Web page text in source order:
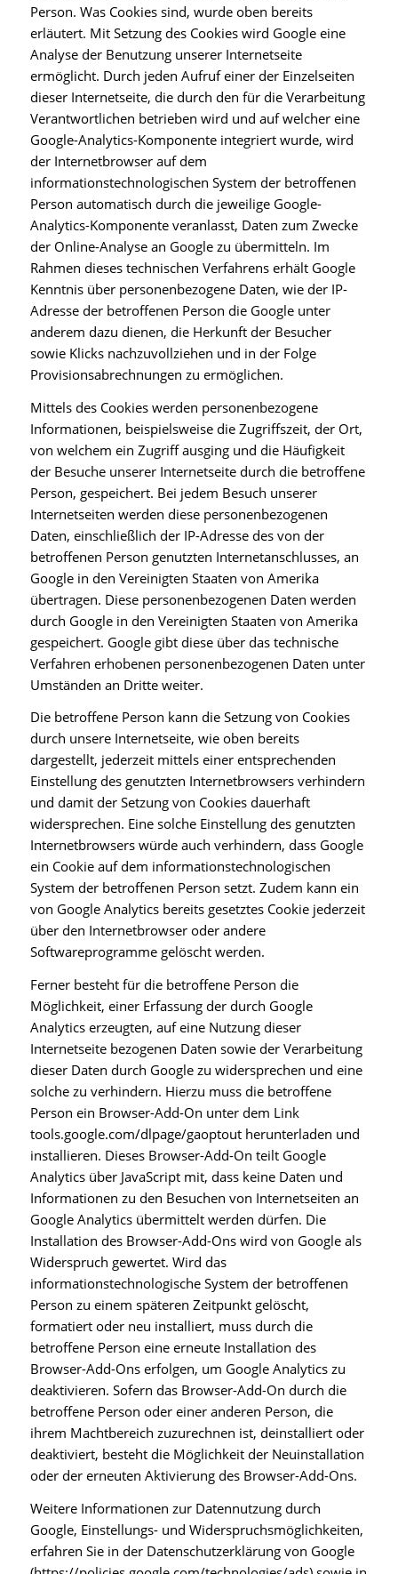
Person. Was Cookies sind, wurde oben bereits
erläutert. Mit Setzung des Cookies wird Google eine
Analyse der Benutzung unserer Internetseite
ermöglicht. Durch jeden Aufruf einer der Einzelseiten
dieser Internetseite, die durch den für die Verarbeitung
Verantwortlichen betrieben wird und auf welcher eine
Google-Analytics-Komponente integriert wurde, wird
der Internetbrowser auf dem
informationstechnologischen System der betroffenen
Person automatisch durch die jeweilige Google-
Analytics-Komponente veranlasst, Daten zum Zwecke
der Online-Analyse an Google zu übermitteln. Im
Rahmen dieses technischen Verfahrens erhält Google
Kenntnis über personenbezogene Daten, wie der IP-
Adresse der betroffenen Person die Google unter
anderem dazu dienen, die Herkunft der Besucher
sowie Klicks nachzuvollziehen und in der Folge
Provisionsabrechnungen zu ermöglichen.
Mittels des Cookies werden personenbezogene
Informationen, beispielsweise die Zugriffszeit, der Ort,
von welchem ein Zugriff ausging und die Häufigkeit
der Besuche unserer Internetseite durch die betroffene
Person, gespeichert. Bei jedem Besuch unserer
Internetseiten werden diese personenbezogenen
Daten, einschließlich der IP-Adresse des von der
betroffenen Person genutzten Internetanschlusses, an
Google in den Vereinigten Staaten von Amerika
übertragen. Diese personenbezogenen Daten werden
durch Google in den Vereinigten Staaten von Amerika
gespeichert. Google gibt diese über das technische
Verfahren erhobenen personenbezogenen Daten unter
Umständen an Dritte weiter.
Die betroffene Person kann die Setzung von Cookies
durch unsere Internetseite, wie oben bereits
dargestellt, jederzeit mittels einer entsprechenden
Einstellung des genutzten Internetbrowsers verhindern
und damit der Setzung von Cookies dauerhaft
widersprechen. Eine solche Einstellung des genutzten
Internetbrowsers würde auch verhindern, dass Google
ein Cookie auf dem informationstechnologischen
System der betroffenen Person setzt. Zudem kann ein
von Google Analytics bereits gesetztes Cookie jederzeit
über den Internetbrowser oder andere
Softwareprogramme gelöscht werden.
Ferner besteht für die betroffene Person die
Möglichkeit, einer Erfassung der durch Google
Analytics erzeugten, auf eine Nutzung dieser
Internetseite bezogenen Daten sowie der Verarbeitung
dieser Daten durch Google zu widersprechen und eine
solche zu verhindern. Hierzu muss die betroffene
Person ein Browser-Add-On unter dem Link
tools.google.com/dlpage/gaoptout herunterladen und
installieren. Dieses Browser-Add-On teilt Google
Analytics über JavaScript mit, dass keine Daten und
Informationen zu den Besuchen von Internetseiten an
Google Analytics übermittelt werden dürfen. Die
Installation des Browser-Add-Ons wird von Google als
Widerspruch gewertet. Wird das
informationstechnologische System der betroffenen
Person zu einem späteren Zeitpunkt gelöscht,
formatiert oder neu installiert, muss durch die
betroffene Person eine erneute Installation des
Browser-Add-Ons erfolgen, um Google Analytics zu
deaktivieren. Sofern das Browser-Add-On durch die
betroffene Person oder einer anderen Person, die
ihrem Machtbereich zuzurechnen ist, deinstalliert oder
deaktiviert, besteht die Möglichkeit der Neuinstallation
oder der erneuten Aktivierung des Browser-Add-Ons.
Weitere Informationen zur Datennutzung durch
Google, Einstellungs- und Widerspruchsmöglichkeiten,
erfahren Sie in der Datenschutzerklärung von Google